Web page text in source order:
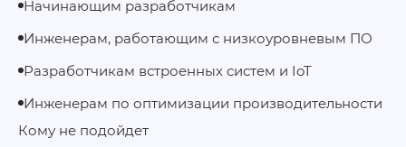
Начинающим разработчикам
Инженерам, работающим с низкоуровневым ПО
Разработчикам встроенных систем и IoT
Инженерам по оптимизации производительности
Кому не подойдет